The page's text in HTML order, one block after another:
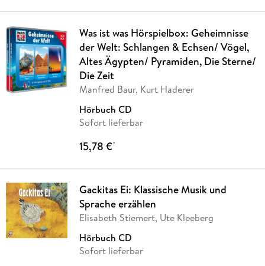
Was ist was Hörspielbox: Geheimnisse
der Welt: Schlangen & Echsen/ Vögel,
Altes Ägypten/ Pyramiden, Die Sterne/
Die Zeit
Manfred Baur, Kurt Haderer
Hörbuch CD
Sofort lieferbar
15,78 €*
Gackitas Ei: Klassische Musik und
Sprache erzählen
Elisabeth Stiemert, Ute Kleeberg
Hörbuch CD
Sofort lieferbar